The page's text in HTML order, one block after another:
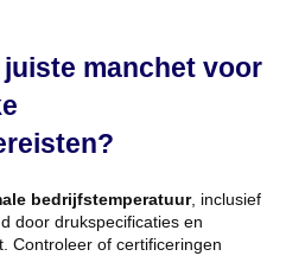
manchet voor
bedrijfstemperatuur, inclusief
door drukspecificaties en
Controleer of certificeringen